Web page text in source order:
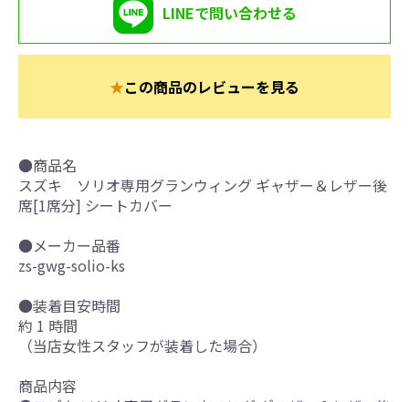
LINEで問い合わせる
★この商品のレビューを見る
●商品名
スズキ ソリオ専用グランウィング ギャザー＆レザー後
席[1席分] シートカバー
●メーカー品番
zs-gwg-solio-ks
●装着目安時間
約 1 時間
（当店女性スタッフが装着した場合）
商品内容